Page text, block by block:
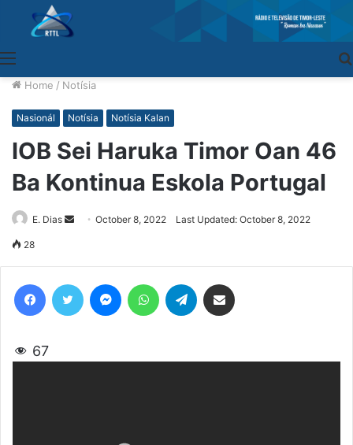
Home / Notísia
Nasionál Notísia Notísia Kalan
IOB Sei Haruka Timor Oan 46
Ba Kontinua Eskola Portugal
E. Dias
SendOctober 8, 2022 Last Updated: October 8, 2022
28
67